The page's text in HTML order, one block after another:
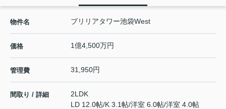
物件名 ブリリアタワー池袋West
価格 1億4,500万円
管理費 31,950円
間取り / 詳細
2LDK
LD 12.0帖/K 3.1帖/洋室 6.0帖/洋室 4.0帖